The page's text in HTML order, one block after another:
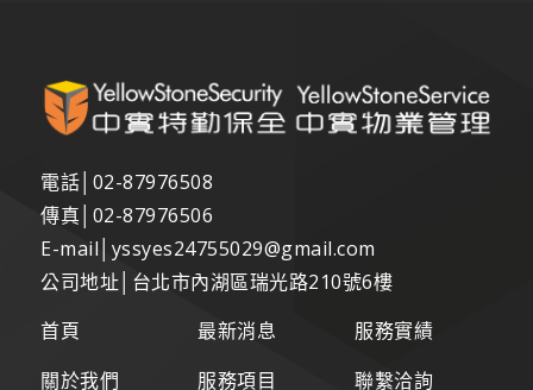
電話│ 02-87976508
傳真│ 02-87976506
E-mail│ yssyes24755029@gmail.com
公司地址│台北市內湖區瑞光路210號6樓
首頁
關於我們
最新消息
服務項目
服務實績
聯繫洽詢